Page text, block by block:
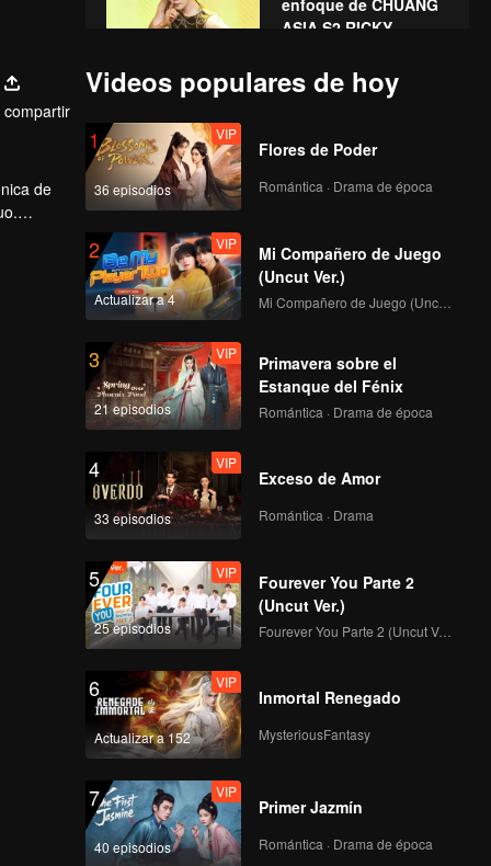
enfoque de CHUANG
ASIA S2 RICKY
Primera Cámara de
WINTER
Primera Cámara de
ASIA S2 EARTH
Primera Cámara de
ASIA S2 SUNNY
Primera Cámara de
ASIA S2 XIONG
Primera Cámara de
Primera Cámara de
Primera Cámara de
compartir
de
Videos populares de hoy
1
36 episodios
VIP
Flores de Poder
Romántica · Drama de época
2
Actualizar a 4
VIP
Mi Compañero de Juego
(Uncut Ver.)
Mi Compañero de Juego (Uncut Ver.)
3
21 episodios
VIP
Primavera sobre el
Estanque del Fénix
Romántica · Drama de época
4
33 episodios
VIP
Exceso de Amor
Romántica · Drama
5
25 episodios
VIP
Fourever You Parte 2
(Uncut Ver.)
Fourever You Parte 2 (Uncut Ver.)
6
Actualizar a 152
VIP
Inmortal Renegado
MysteriousFantasy
7
40 episodios
VIP
Primer Jazmín
Romántica · Drama de época